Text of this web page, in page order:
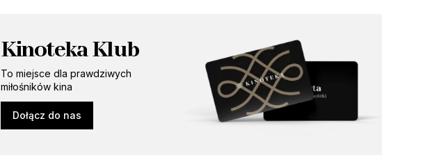
Kinoteka Klub
To miejsce dla prawdziwych
miłośników kina
Dołącz do nas